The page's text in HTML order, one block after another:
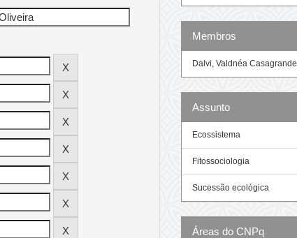
Membros
Dalvi, Valdnéa Casagrande
Assunto
Ecossistema
Fitossociologia
Sucessão ecológica
Áreas do CNPq